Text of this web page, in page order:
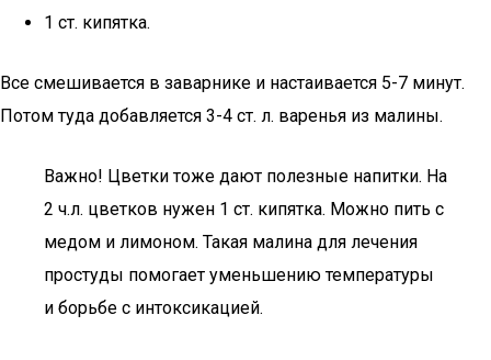
1 ст. кипятка.
Все смешивается в заварнике и настаивается 5-7 минут.
Потом туда добавляется 3-4 ст. л. варенья из малины.
Важно! Цветки тоже дают полезные напитки. На
2 ч.л. цветков нужен 1 ст. кипятка. Можно пить с
медом и лимоном. Такая малина для лечения
простуды помогает уменьшению температуры
и борьбе с интоксикацией.